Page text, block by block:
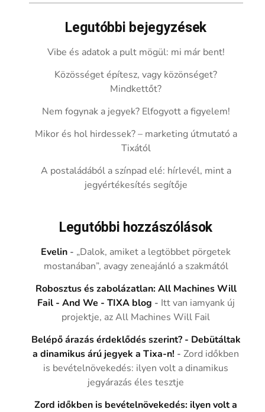
Legutóbbi bejegyzések
Vibe és adatok a pult mögül: mi már bent!
Közösséget építesz, vagy közönséget?
Mindkettőt?
Nem fogynak a jegyek? Elfogyott a figyelem!
Mikor és hol hirdessek? – marketing útmutató a
Tixától
A postaládából a színpad elé: hírlevél, mint a
jegyértékesítés segítője
Legutóbbi hozzászólások
Evelin - „Dalok, amiket a legtöbbet pörgetek
mostanában”, avagy zeneajánló a szakmától
Robosztus és zabolázatlan: All Machines Will
Fail - And We - TIXA blog - Itt van iamyank új
projektje, az All Machines Will Fail
Belépő árazás érdeklődés szerint? - Debütáltak
a dinamikus árú jegyek a Tixa-n! -Zord időkben
is bevételnövekedés: ilyen volt a dinamikus
jegyárazás éles tesztje
Zord időkben is bevételnövekedés: ilyen volt a